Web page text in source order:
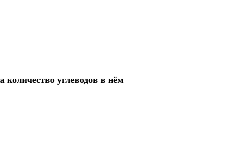
количество углеводов в нём